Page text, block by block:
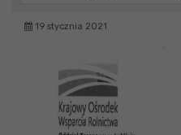
19 stycznia 2021